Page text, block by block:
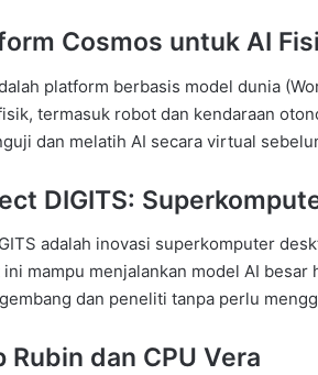
Cosmos untuk AI
platform berbasis model dunia
termasuk robot dan kendaraan
dan melatih AI secara virtual
DIGITS:
adalah inovasi superkomputer
ini mampu menjalankan model AI
dan peneliti tanpa perlu
Rubin dan CPU Vera